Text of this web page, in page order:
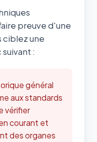
preuve d'une
ciblez une
:
général
aux standards
vérifier
courant et
des organes